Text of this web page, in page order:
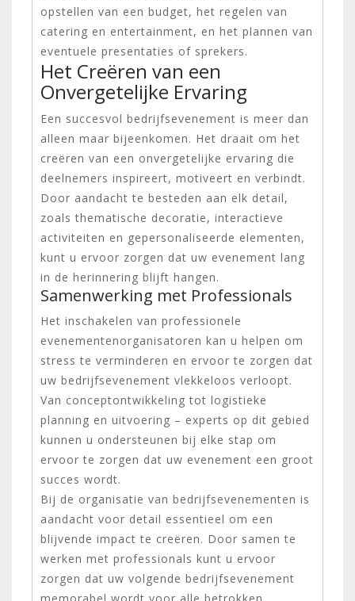
opstellen van een budget, het regelen van
catering en entertainment, en het plannen van
eventuele presentaties of sprekers.
Het Creëren van een
Onvergetelijke Ervaring
Een succesvol bedrijfsevenement is meer dan
alleen maar bijeenkomen. Het draait om het
creëren van een onvergetelijke ervaring die
deelnemers inspireert, motiveert en verbindt.
Door aandacht te besteden aan elk detail,
zoals thematische decoratie, interactieve
activiteiten en gepersonaliseerde elementen,
kunt u ervoor zorgen dat uw evenement lang
in de herinnering blijft hangen.
Samenwerking met Professionals
Het inschakelen van professionele
evenementenorganisatoren kan u helpen om
stress te verminderen en ervoor te zorgen dat
uw bedrijfsevenement vlekkeloos verloopt.
Van conceptontwikkeling tot logistieke
planning en uitvoering – experts op dit gebied
kunnen u ondersteunen bij elke stap om
ervoor te zorgen dat uw evenement een groot
succes wordt.
Bij de organisatie van bedrijfsevenementen is
aandacht voor detail essentieel om een
blijvende impact te creëren. Door samen te
werken met professionals kunt u ervoor
zorgen dat uw volgende bedrijfsevenement
memorabel wordt voor alle betrokken